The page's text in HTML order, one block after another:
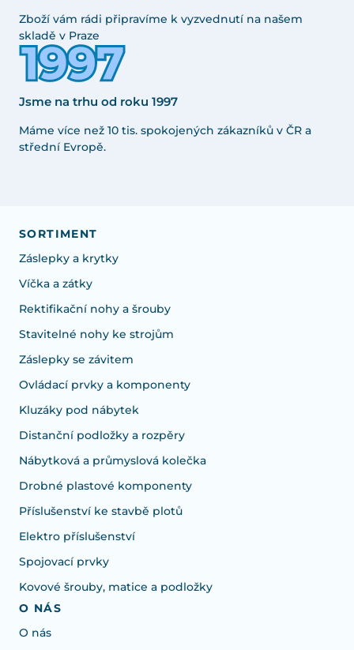
Zboží vám rádi připravíme k vyzvednutí na našem
skladě v Praze
Jsme na trhu od roku 1997
Máme více než 10 tis. spokojených zákazníků v ČR a
střední Evropě.
SORTIMENT
Záslepky a krytky
Víčka a zátky
Rektifikační nohy a šrouby
Stavitelné nohy ke strojům
Záslepky se závitem
Ovládací prvky a komponenty
Kluzáky pod nábytek
Distanční podložky a rozpěry
Nábytková a průmyslová kolečka
Drobné plastové komponenty
Příslušenství ke stavbě plotů
Elektro příslušenství
Spojovací prvky
Kovové šrouby, matice a podložky
O NÁS
O nás